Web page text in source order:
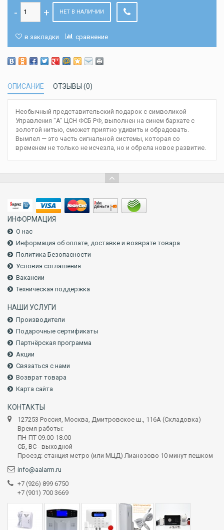
НЕТ В НАЛИЧИИ
в закладки сравнение
ОПИСАНИЕ ОТЗЫВЫ (0)
Необычный представительский подарок с символикой
Управления "A" ЦСН ФСБ РФ, выполнен на синем бархате с
золотой нитью, сможет приятно удивить и обрадовать.
Вымпел — это часть сигнальной системы, которая со
временем не только не исчезла, но и обрела новое развитие.
ИНФОРМАЦИЯ
О нас
Информация об оплате, доставке и возврате товара
Политика Безопасности
Условия соглашения
Вакансии
Техническая поддержка
НАШИ УСЛУГИ
Производители
Подарочные сертификаты
Партнёрская программа
Акции
Связаться с нами
Возврат товара
Карта сайта
КОНТАКТЫ
127253 Россия, Москва, Дмитровское ш., 116А (Складовка)
Время работы:
ПН-ПТ 09.00-18.00
СБ, ВС - выходной
Проезд: станция метро (или МЦД) Лианозово 10 минут пешком
info@aalarm.ru
+7 (926) 899 6750
+7 (901) 700 3669